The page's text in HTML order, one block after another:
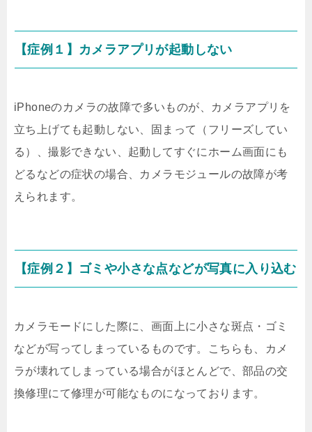
【症例１】カメラアプリが起動しない
iPhoneのカメラの故障で多いものが、カメラアプリを
立ち上げても起動しない、固まって（フリーズしてい
る）、撮影できない、起動してすぐにホーム画面にも
どるなどの症状の場合、カメラモジュールの故障が考
えられます。
【症例２】ゴミや小さな点などが写真に入り込む
カメラモードにした際に、画面上に小さな斑点・ゴミ
などが写ってしまっているものです。こちらも、カメ
ラが壊れてしまっている場合がほとんどで、部品の交
換修理にて修理が可能なものになっております。